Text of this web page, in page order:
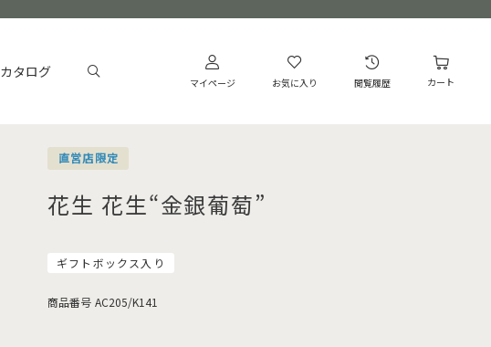
カタログ
マイページ お気に入り 閲覧履歴 カート
直営店限定
花生 花生“金銀葡萄”
ギフトボックス入り
商品番号 AC205/K141